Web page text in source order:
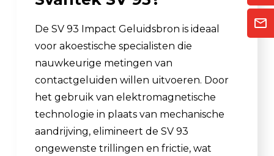
De SV 93 Impact Geluidsbron is ideaal
voor akoestische specialisten die
nauwkeurige metingen van
contactgeluiden willen uitvoeren. Door
het gebruik van elektromagnetische
technologie in plaats van mechanische
aandrijving, elimineert de SV 93
ongewenste trillingen en frictie, wat